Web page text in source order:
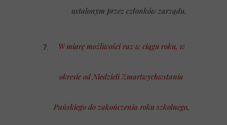
ustalonym przez członków zarządu.
W miarę możliwości raz w ciągu roku, w
okresie od Niedzieli Zmartwychwstania
Pańskiego do zakończenia roku szkolnego,